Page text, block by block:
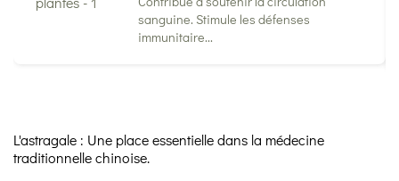
sanguine. Stimule les défenses
immunitaire...
L'astragale : Une place essentielle dans la médecine
traditionnelle chinoise.